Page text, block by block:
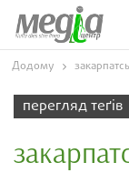
Додому
перегляд теґів